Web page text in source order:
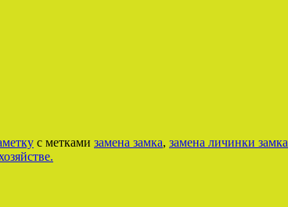
с метками замена замка, замена личинки замка